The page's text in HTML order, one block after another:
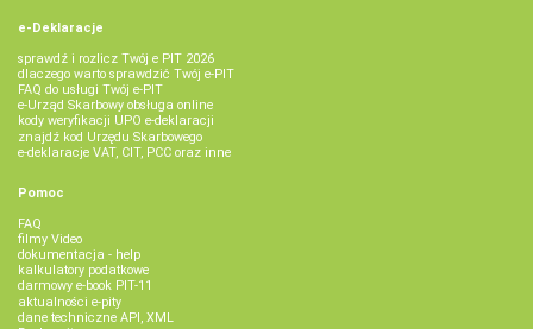
e-Deklaracje
sprawdź i rozlicz Twój e PIT 2026
dlaczego warto sprawdzić Twój e-PIT
FAQ do usługi Twój e-PIT
e-Urząd Skarbowy obsługa online
kody weryfikacji UPO e-deklaracji
znajdź kod Urzędu Skarbowego
e-deklaracje VAT, CIT, PCC oraz inne
Pomoc
FAQ
filmy Video
dokumentacja - help
kalkulatory podatkowe
darmowy e-book PIT-11
aktualności e-pity
dane techniczne API, XML